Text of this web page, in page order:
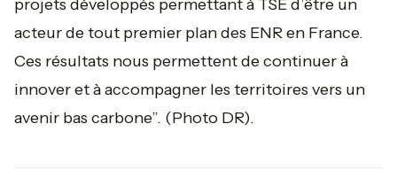
projets développés permettant à TSE d’être un
acteur de tout premier plan des ENR en France.
Ces résultats nous permettent de continuer à
innover et à accompagner les territoires vers un
avenir bas carbone”. (Photo DR).